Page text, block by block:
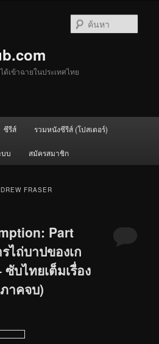
เข้าฉายในประเทศไทย
ซีรีส์ รวมหนังซีรีส์ (โปสเตอร์)
บบ สมัครสมาชิก
FRASER
Part
ไถ่บาปของเก
บไทยเต็มเรื่อง
าคจบ)